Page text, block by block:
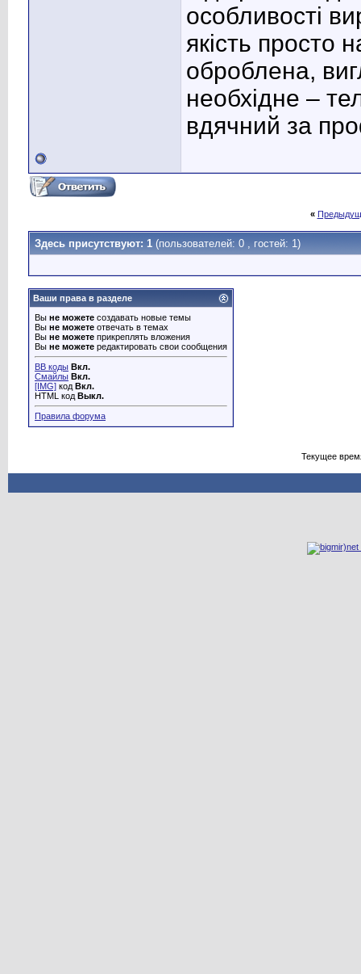
особливості
якість просто
оброблена,
необхідне –
вдячний за
«
Здесь присутствуют: 1 (пользователей: 0 , гостей: 1)
Ваши права в разделе
Вы не можете создавать новые темы
Вы не можете отвечать в темах
Вы не можете прикреплять вложения
Вы не можете редактировать свои сообщения
BB коды Вкл.
Смайлы Вкл.
[IMG] код Вкл.
HTML код Выкл.
Правила форума
Текущее